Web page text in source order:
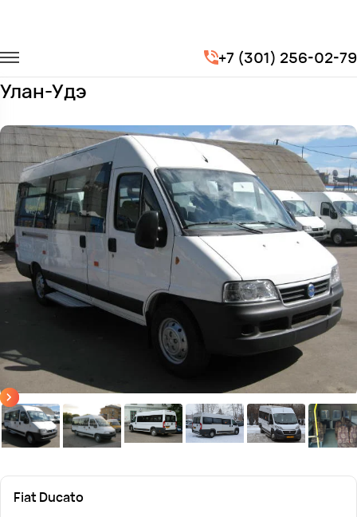
+7 (301) 256-02-79
Микроавтобусы Fiat Ducato
Заказать Fiat Ducato с водителем в
Улан-Удэ
Fiat Ducato